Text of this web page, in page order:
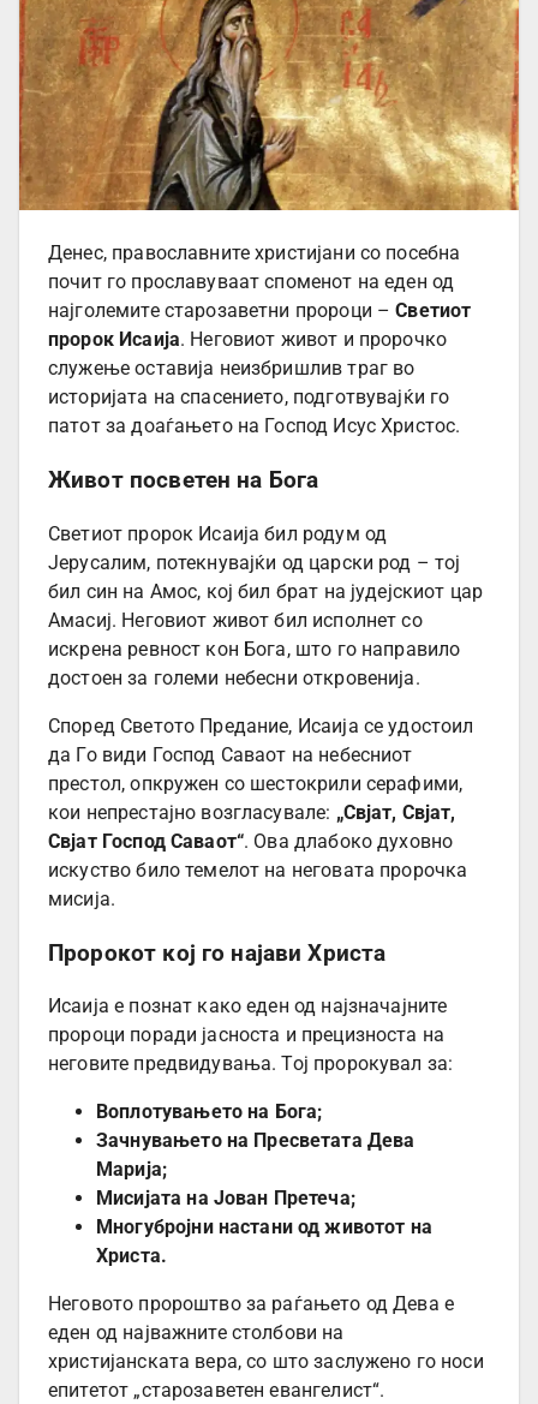
Денес, православните христијани со посебна
почит го прославуваат споменот на еден од
најголемите старозаветни пророци –Светиот
пророк Исаија. Неговиот живот и пророчко
служење оставија неизбришлив траг во
историјата на спасението, подготвувајќи го
патот за доаѓањето на Господ Исус Христос.
Живот посветен на Бога
Светиот пророк Исаија бил родум од
Јерусалим, потекнувајќи од царски род – тој
бил син на Амос, кој бил брат на јудејскиот цар
Амасиј. Неговиот живот бил исполнет со
искрена ревност кон Бога, што го направило
достоен за големи небесни откровенија.
Според Светото Предание, Исаија се удостоил
да Го види Господ Саваот на небесниот
престол, опкружен со шестокрили серафими,
кои непрестајно возгласувале: „Свјат, Свјат,
Свјат Господ Саваот“. Ова длабоко духовно
искуство било темелот на неговата пророчка
мисија.
Пророкот кој го најави Христа
Исаија е познат како еден од најзначајните
пророци поради јасноста и прецизноста на
неговите предвидувања. Тој пророкувал за:
Воплотувањето на Бога;
Зачнувањето на Пресветата Дева
Марија;
Мисијата на Јован Претеча;
Многубројни настани од животот на
Христа.
Неговото пророштво за раѓањето од Дева е
еден од најважните столбови на
христијанската вера, со што заслужено го носи
епитетот „старозаветен евангелист“.